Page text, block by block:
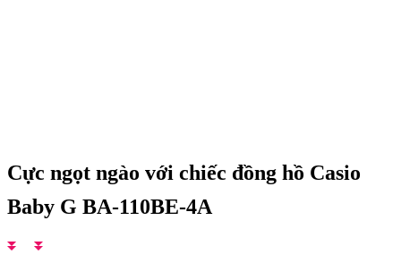
Cực ngọt ngào với chiếc đồng hồ Casio
Baby G BA-110BE-4A